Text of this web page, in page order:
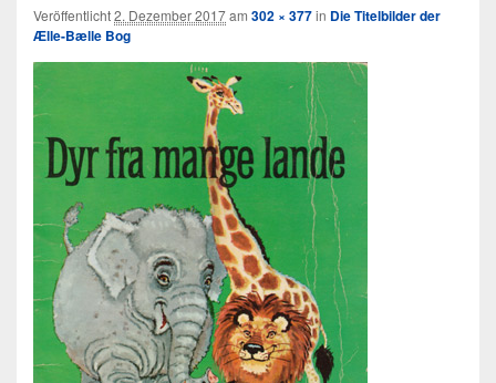
Veröffentlicht2. Dezember 2017am 302 × 377in Die Titelbilder der
Ælle-Bælle Bog